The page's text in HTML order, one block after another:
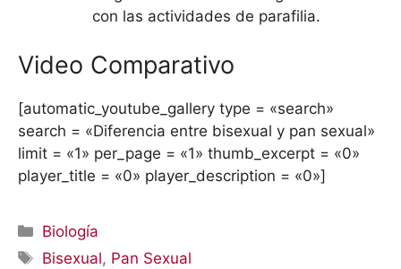
con las actividades de parafilia.
Video Comparativo
[automatic_youtube_gallery type = «search»
search = «Diferencia entre bisexual y pan sexual»
limit = «1» per_page = «1» thumb_excerpt = «0»
player_title = «0» player_description = «0»]
Categorías
Biología
Etiquetas
Bisexual, Pan Sexual